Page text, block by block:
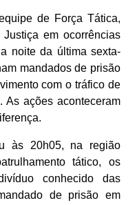
de Força Tática,
em ocorrências
noite da última sexta-
mandados de prisão
com o tráfico de
As ações aconteceram
às 20h05, na região
tático, os
conhecido das
de prisão em